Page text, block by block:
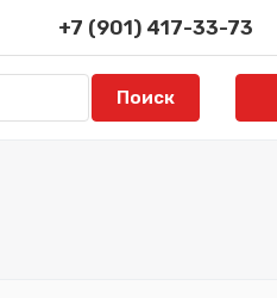
+7 (901) 417-33-73